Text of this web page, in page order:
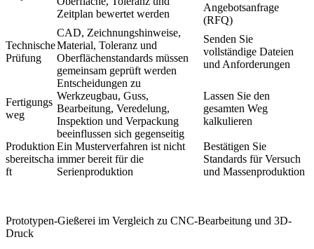
Zeitplan bewertet werden
Angebotsanfrage
(RFQ)
Technische
Prüfung
CAD, Zeichnungshinweise,
Material, Toleranz und
Oberflächenstandards müssen
gemeinsam geprüft werden
Senden Sie
vollständige Dateien
und Anforderungen
Fertigungs
weg
Entscheidungen zu
Werkzeugbau, Guss,
Bearbeitung, Veredelung,
Inspektion und Verpackung
beeinflussen sich gegenseitig
Lassen Sie den
gesamten Weg
kalkulieren
Produktion
sbereitscha
ft
Ein Musterverfahren ist nicht
immer bereit für die
Serienproduktion
Bestätigen Sie
Standards für Versuch
und Massenproduktion
Prototypen-Gießerei im Vergleich zu CNC-Bearbeitung und 3D-
Druck